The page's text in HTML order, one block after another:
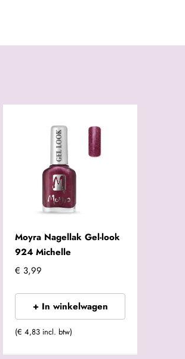
Moyra Nagellak Gel-look
924 Michelle
€ 3,99
+ In winkelwagen
(€ 4,83 incl. btw)